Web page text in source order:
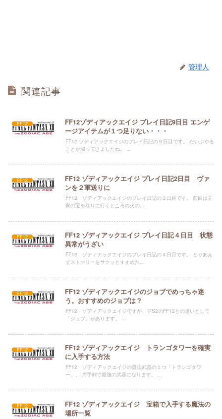
管理人
関連記事
FF12
FF12ゾディアックエイジ プレイ日記9日目 エンゲ
ージアイテムが１つ足りない・・・
FF12 ゾディアックエイジのプレイ日記の９日目です。 だいぶやる
ことが減ってきましたね。 ...
FF12
FF12 ゾディアックエイジ プレイ日記2日目 ヴァ
ンを２軍送りに
FF12 ゾディアックエイジのプレイ日記の２日目です。 前回は王
家の宝を取りに行くところの火の...
FF12
FF12 ゾディアックエイジ プレイ日記４日目 状態
異常がうざい
FF12 ゾディアックエイジのプレイ日記の４日目です。 とりあえ
ずストーリーをサクッとすすめた...
FF12
FF12 ゾディアックエイジのジョブでめっちゃ迷
う。おすすめのジョブは？
FF12 ゾディアックエイジですが、 PS2のFF12との違いとして
「ジョブ」があります。 ...
FF12
FF12 ゾディアックエイジ トランゴタワーを確実
に入手する方法
FF12 ゾディアックエイジの最強武器の１つ「トランゴタワ
ー」。 片手剣で最強の武器になります。 ...
FF12
FF12 ゾディアックエイジ 宝箱で入手する魔法の
場所一覧